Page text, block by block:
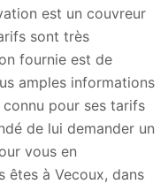
est un couvreur
sont très
fournie est de
amples informations
pour ses tarifs
de lui demander un
vous en
êtes à Vecoux, dans